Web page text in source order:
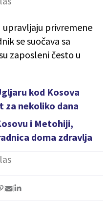
privremene
se suočava sa
zaposleni često u
kod Kosova
za nekoliko dana
i Metohiji,
doma zdravlja